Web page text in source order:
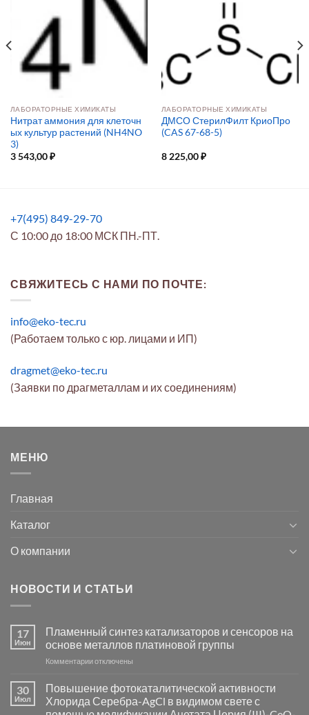
ЛАБОРАТОРНЫЕ ХИМИКАТЫ
Нитрат аммония для клеточн
ых культур растений (NH4NO
3)
3 543,00₽
ЛАБОРАТОРНЫЕ ХИМИКАТЫ
ДМСО СтерилФилт КриоПро
(CAS 67-68-5)
8 225,00₽
+7(495) 849-29-70
С 10:00 до 18:00 МСК ПН.-ПТ.
СВЯЖИТЕСЬ С НАМИ ПО ПОЧТЕ:
info@eko-tec.ru
(Работаем только с юр. лицами и ИП)
dragmet@eko-tec.ru
(Заявки по драгметаллам и их соединениям)
МЕНЮ
Главная
Каталог
О компании
НОВОСТИ И СТАТЬИ
17
Июн
Пламенный синтез катализаторов и сенсоров на
основе металлов платиновой группы
Комментариик
Пламенный
синтез
катализаторов
отключены
30
Июл
Повышение фотокаталитической активности
Хлорида Серебра-AgCl в видимом свете с